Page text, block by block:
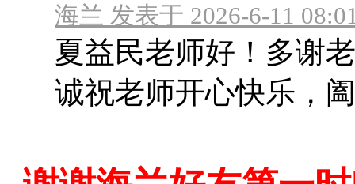
海兰 发表于 2026-6-11
夏益民老师好！多谢
诚祝老师开心快乐，